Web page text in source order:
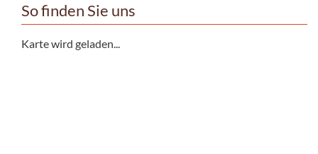
So finden Sie uns
Karte wird geladen...